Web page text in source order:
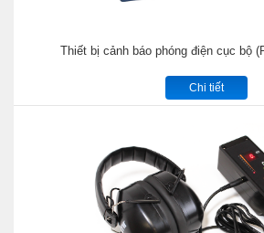
Thiết bị cảnh báo phóng điện cục bộ
Chi tiết